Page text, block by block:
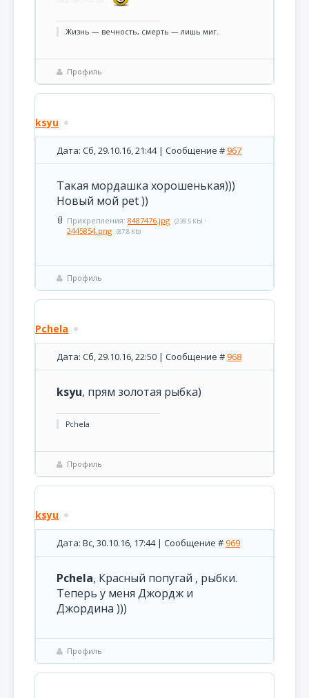
Жизнь — вечность, смерть — лишь миг.
Профиль
ksyu
Дата: Сб, 29.10.16, 21:44 | Сообщение #967
Такая мордашка хорошенькая)))
Новый мой pet ))
Прикрепления: 8487476.jpg (239.5 Kb) ·
2445854.png (87.8 Kb)
Профиль
Pchela
Дата: Сб, 29.10.16, 22:50 | Сообщение #968
ksyu, прям золотая рыбка)
Pchela
Профиль
ksyu
Дата: Вс, 30.10.16, 17:44 | Сообщение #969
Pchela, Красный попугай , рыбки.
Теперь у меня Джордж и
Джордина )))
Профиль